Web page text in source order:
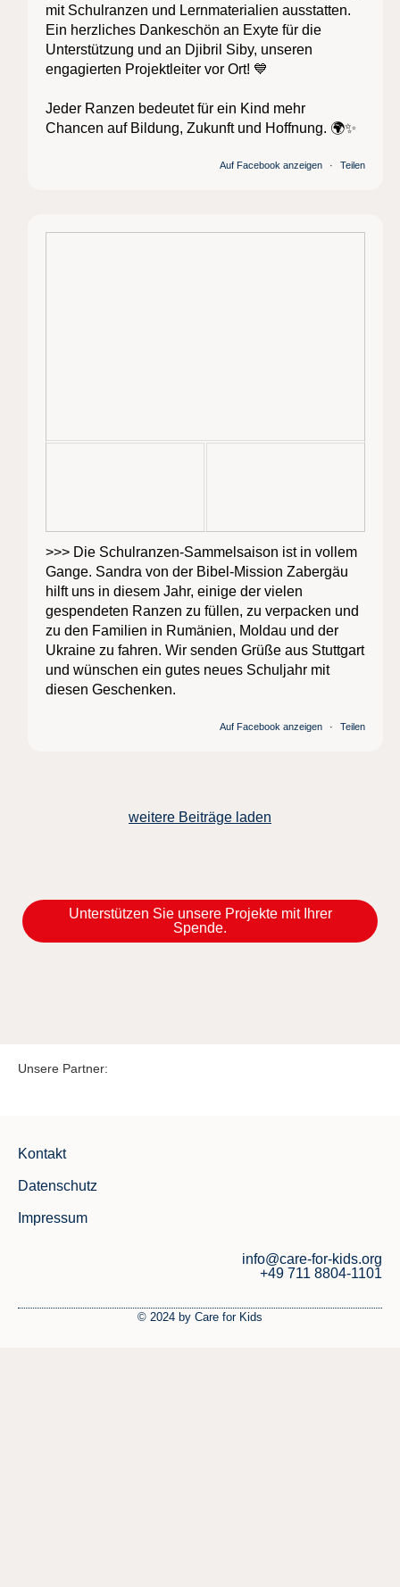
mit Schulranzen und Lernmaterialien ausstatten.
Ein herzliches Dankeschön an Exyte für die
Unterstützung und an Djibril Siby, unseren
engagierten Projektleiter vor Ort! 💙
Jeder Ranzen bedeutet für ein Kind mehr
Chancen auf Bildung, Zukunft und Hoffnung. 🌍✨
Auf Facebook anzeigen · Teilen
>>> Die Schulranzen-Sammelsaison ist in vollem
Gange. Sandra von der Bibel-Mission Zabergäu
hilft uns in diesem Jahr, einige der vielen
gespendeten Ranzen zu füllen, zu verpacken und
zu den Familien in Rumänien, Moldau und der
Ukraine zu fahren. Wir senden Grüße aus Stuttgart
und wünschen ein gutes neues Schuljahr mit
diesen Geschenken.
Auf Facebook anzeigen · Teilen
weitere Beiträge laden
Unterstützen Sie unsere Projekte mit Ihrer
Spende.
Unsere Partner:
Kontakt
Datenschutz
Impressum
info@care-for-kids.org
+49 711 8804-1101
© 2024 by Care for Kids